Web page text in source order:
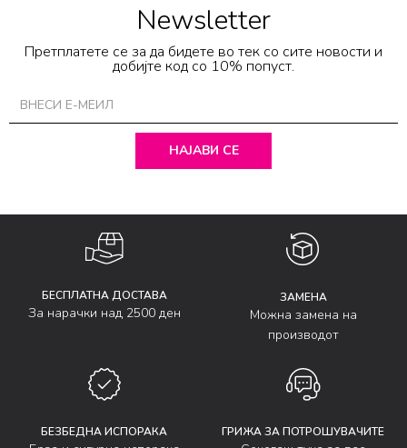
Newsletter
Претплатете се за да бидете во тек со сите новости и
добијте код со 10% попуст.
НАЈАВИ СЕ
БЕСПЛАТНА ДОСТАВА
За нарачки над 2500 ден
ЗАМЕНА
Можна замена на
производот
БЕЗБЕДНА ИСПОРАКА ГРИЖА ЗА ПОТРОШУВАЧИТЕ